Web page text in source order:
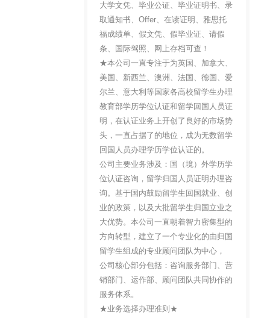
大学文凭、毕业公证、毕业证明书、录
取通知书、Offer、在读证明、雅思托
福成绩单、假文凭、假毕业证、请假
条、国际驾照、网上存档可查！
★本公司一直专注于为英国、加拿大、
美国、新西兰、澳洲、法国、德国、爱
尔兰、意大利等国家各高校留学生办理
教育部学历学位认证和留学回国人员证
明，在认证业务上开创了良好的市场势
头，一直占据了的地位，成为无数留学
回国人员办理学历学位认证的。
公司主要业务涉及：国（境）外学历学
位认证咨询，留学归国人员证明办理咨
询。基于国内鼓励留学生回国就业、创
业的政策，以及大批留学生归国立业之
大优势。本公司一直朝着智力密集型的
方向转型，建立了一个专业化的由归国
留学生组成的专业顾问团队为中心，
公司核心部分包括：咨询服务部门、营
销部门、运作部、顾问团队共同协作的
服务体系。
★业务选择办理准则★